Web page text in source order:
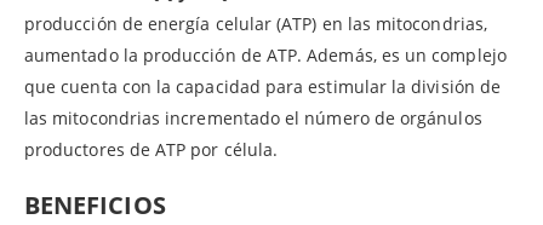
producción de energía celular (ATP) en las mitocondrias,
aumentado la producción de ATP. Además, es un complejo
que cuenta con la capacidad para estimular la división de
las mitocondrias incrementado el número de orgánulos
productores de ATP por célula.
BENEFICIOS